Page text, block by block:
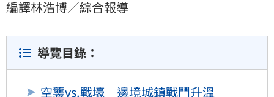
編譯林浩博／綜合報導
導覽目錄：
空襲vs.戰壕 邊境城鎮戰鬥升溫